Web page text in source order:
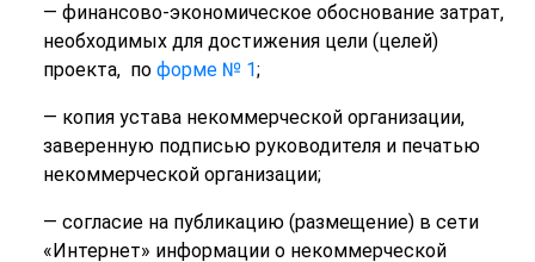
— финансово-экономическое обоснование затрат,
необходимых для достижения цели (целей)
проекта, по форме № 1;
— копия устава некоммерческой организации,
заверенную подписью руководителя и печатью
некоммерческой организации;
— согласие на публикацию (размещение) в сети
«Интернет» информации о некоммерческой